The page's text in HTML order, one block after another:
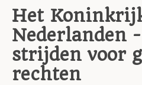
Het
Nederlanden
strijden voor
rechten